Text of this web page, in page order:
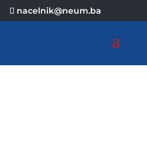
nacelnik@neum.ba